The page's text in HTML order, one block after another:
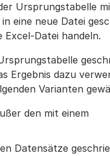
Ursprungstabelle
eine neue Datei
Excel-Datei handeln.
Ergebnis dazu
Varianten
den mit einem
Datensätze